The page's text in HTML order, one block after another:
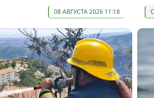
08 АВГУСТА 2026 11:18